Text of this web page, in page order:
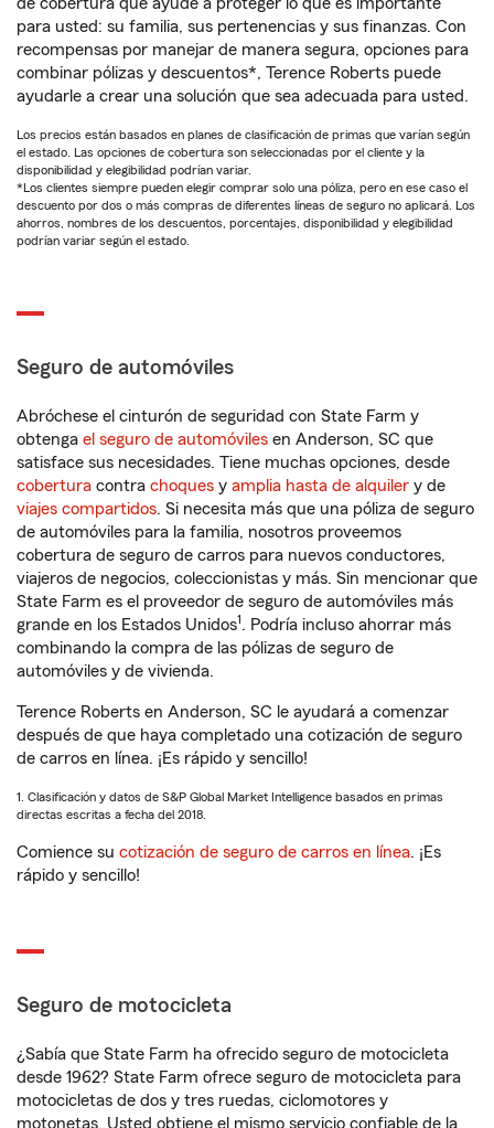
para usted: su familia, sus pertenencias y sus finanzas. Con
recompensas por manejar de manera segura, opciones para
combinar pólizas y descuentos*, Terence Roberts puede
ayudarle a crear una solución que sea adecuada para usted.
Los precios están basados en planes de clasificación de primas que varían según
el estado. Las opciones de cobertura son seleccionadas por el cliente y la
disponibilidad y elegibilidad podrían variar.
*Los clientes siempre pueden elegir comprar solo una póliza, pero en ese caso el
descuento por dos o más compras de diferentes líneas de seguro no aplicará. Los
ahorros, nombres de los descuentos, porcentajes, disponibilidad y elegibilidad
podrían variar según el estado.
Seguro de automóviles
Abróchese el cinturón de seguridad con State Farm y
obtenga el seguro de automóviles en Anderson, SC que
satisface sus necesidades. Tiene muchas opciones, desde
cobertura contra choques y amplia hasta de alquiler y de
viajes compartidos. Si necesita más que una póliza de seguro
de automóviles para la familia, nosotros proveemos
cobertura de seguro de carros para nuevos conductores,
viajeros de negocios, coleccionistas y más. Sin mencionar que
State Farm es el proveedor de seguro de automóviles más
grande en los Estados Unidos1. Podría incluso ahorrar más
combinando la compra de las pólizas de seguro de
automóviles y de vivienda.
Terence Roberts en Anderson, SC le ayudará a comenzar
después de que haya completado una cotización de seguro
de carros en línea. ¡Es rápido y sencillo!
1. Clasificación y datos de S&P Global Market Intelligence basados en primas
directas escritas a fecha del 2018.
Comience su cotización de seguro de carros en línea. ¡Es
rápido y sencillo!
Seguro de motocicleta
¿Sabía que State Farm ha ofrecido seguro de motocicleta
desde 1962? State Farm ofrece seguro de motocicleta para
motocicletas de dos y tres ruedas, ciclomotores y
motonetas. Usted obtiene el mismo servicio confiable de la